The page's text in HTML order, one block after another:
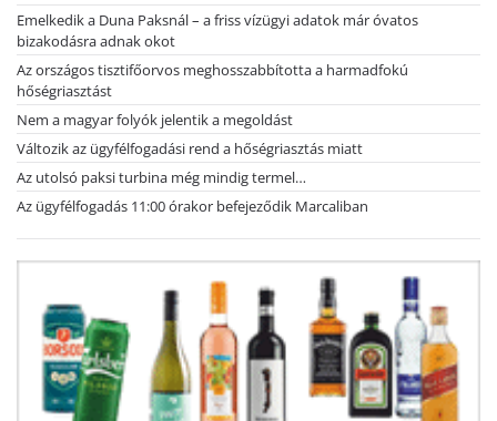
Emelkedik a Duna Paksnál – a friss vízügyi adatok már óvatos
bizakodásra adnak okot
Az országos tisztifőorvos meghosszabbította a harmadfokú
hőségriasztást
Nem a magyar folyók jelentik a megoldást
Változik az ügyfélfogadási rend a hőségriasztás miatt
Az utolsó paksi turbina még mindig termel…
Az ügyfélfogadás 11:00 órakor befejeződik Marcaliban